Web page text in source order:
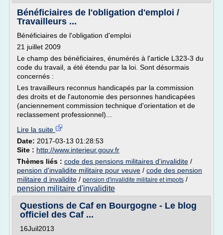
Bénéficiaires de l'obligation d'emploi /
Travailleurs ...
Bénéficiaires de l'obligation d'emploi
21 juillet 2009
Le champ des bénéficiaires, énumérés à l'article L323-3 du
code du travail, a été étendu par la loi. Sont désormais
concernés :
Les travailleurs reconnus handicapés par la commission
des droits et de l'autonomie des personnes handicapées
(anciennement commission technique d'orientation et de
reclassement professionnel)...
Lire la suite
Date: 2017-03-13 01:28:53
Site : http://www.interieur.gouv.fr
Thèmes liés : code des pensions militaires d'invalidite /
pension d'invalidite militaire pour veuve / code des pension
militaire d invalidite / pension d'invalidite militaire et impots /
pension militaire d'invalidite
Questions de Caf en Bourgogne - Le blog
officiel des Caf ...
16Juil2013